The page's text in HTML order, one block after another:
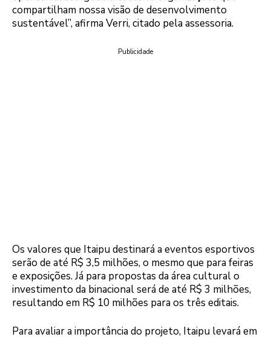
compartilham nossa visão de desenvolvimento
sustentável”, afirma Verri, citado pela assessoria.
Publicidade
Os valores que Itaipu destinará a eventos esportivos
serão de até R$ 3,5 milhões, o mesmo que para feiras
e exposições. Já para propostas da área cultural o
investimento da binacional será de até R$ 3 milhões,
resultando em R$ 10 milhões para os três editais.
Para avaliar a importância do projeto, Itaipu levará em